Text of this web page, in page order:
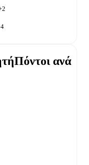
2
4
Πόντοι ανά